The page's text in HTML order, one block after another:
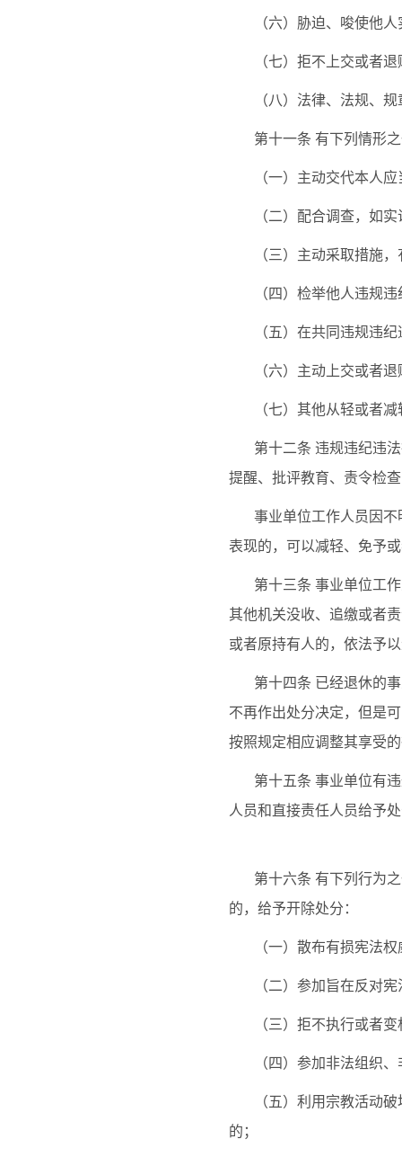
（六）胁迫、唆使他
（七）拒不上交或者
（八）法律、法规、
第十一条 有下列情形
（一）主动交代本人
（二）配合调查，如
（三）主动采取措施
（四）检举他人违规
（五）在共同违规违
（六）主动上交或者
（七）其他从轻或者
第十二条 违规违纪违
提醒、批评教育、责令检
事业单位工作人员因
表现的，可以减轻、免予
第十三条 事业单位工
其他机关没收、追缴或者
或者原持有人的，依法予
第十四条 已经退休的
不再作出处分决定，但是
按照规定相应调整其享受
第十五条 事业单位有
人员和直接责任人员给予
第十六条 有下列行为
的，给予开除处分：
（一）散布有损宪法
（二）参加旨在反对
（三）拒不执行或者
（四）参加非法组织
（五）利用宗教活动
的；